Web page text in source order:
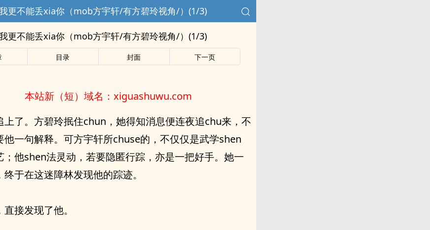
更不能丢xia你（mob方宇轩/有方碧玲视角/）(1/3)
更不能丢xia你（mob方宇轩/有方碧玲视角/）(1/3)
目录 封面 下一页
本站新（短）域名：xiguashuwu.com
上了。方碧玲抿住chun，她得知消息便连夜追chu来，不
他一句解释。可方宇轩所chuse的，不仅仅是武学shen
；他shen法灵动，若要隐匿行踪，亦是一把好手。她一
于在这迷障林发现他的踪迹。
接发现了他。